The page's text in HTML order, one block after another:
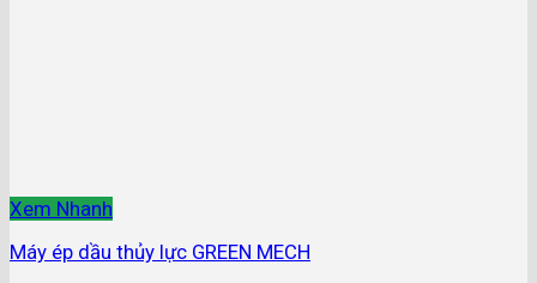
Xem Nhanh
Máy ép dầu thủy lực GREEN MECH